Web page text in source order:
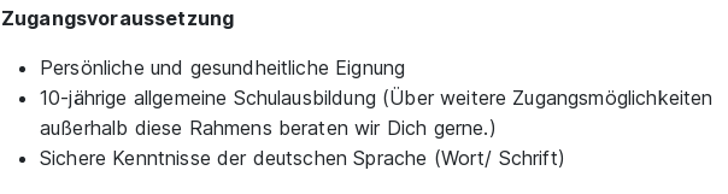
Zugangsvoraussetzung
Persönliche und gesundheitliche Eignung
10-jährige allgemeine Schulausbildung (Über weitere Zugangsmöglichkeiten
außerhalb diese Rahmens beraten wir Dich gerne.)
Sichere Kenntnisse der deutschen Sprache (Wort/ Schrift)